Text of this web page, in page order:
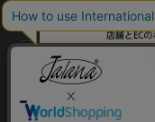
プライバシーポリシー
特定商取引法について
会社概要